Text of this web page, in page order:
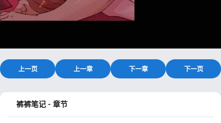
上一页 上一章 下一章 下一页
裤裤笔记 - 章节